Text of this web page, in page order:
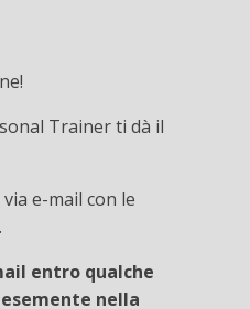
Trainer ti dà il
e-mail con le
entro qualche
nella